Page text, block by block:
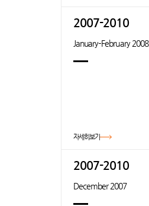
2007-2010
January–February 2008
자세히보기
2007-2010
December 2007